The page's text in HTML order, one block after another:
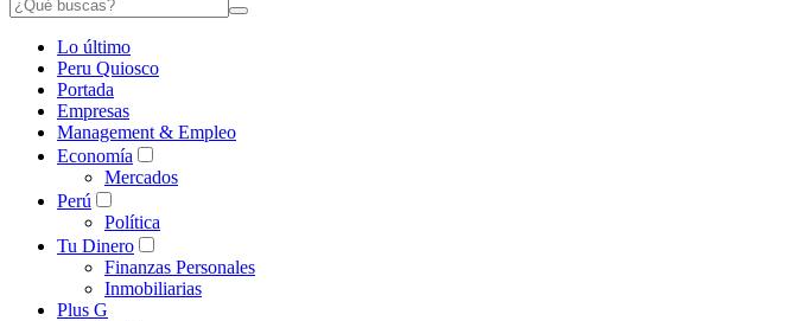
Lo último
Peru Quiosco
Portada
Empresas
Management & Empleo
Economía
Mercados
Perú
Política
Tu Dinero
Finanzas Personales
Inmobiliarias
Plus G